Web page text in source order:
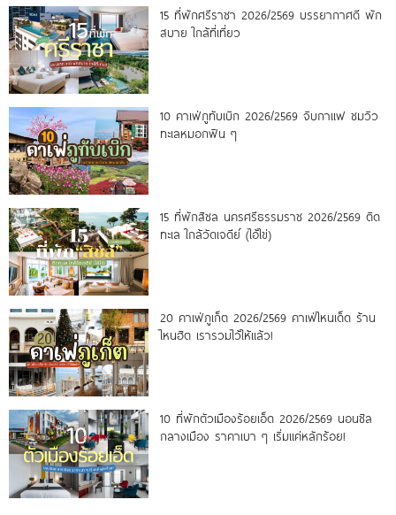
15 ที่พักศรีราชา 2026/2569 บรรยากาศดี พัก
สบาย ใกล้ที่เที่ยว
10 คาเฟ่ภูทับเบิก 2026/2569 จิบกาแฟ ชมวิว
ทะเลหมอกฟิน ๆ
15 ที่พักสิชล นครศรีธรรมราช 2026/2569 ติด
ทะเล ใกล้วัดเจดีย์ (ไอ้ไข่)
20 คาเฟ่ภูเก็ต 2026/2569 คาเฟ่ไหนเด็ด ร้าน
ไหนฮิต เรารวมไว้ให้แล้ว!
10 ที่พักตัวเมืองร้อยเอ็ด 2026/2569 นอนชิล
กลางเมือง ราคาเบา ๆ เริ่มแค่หลักร้อย!